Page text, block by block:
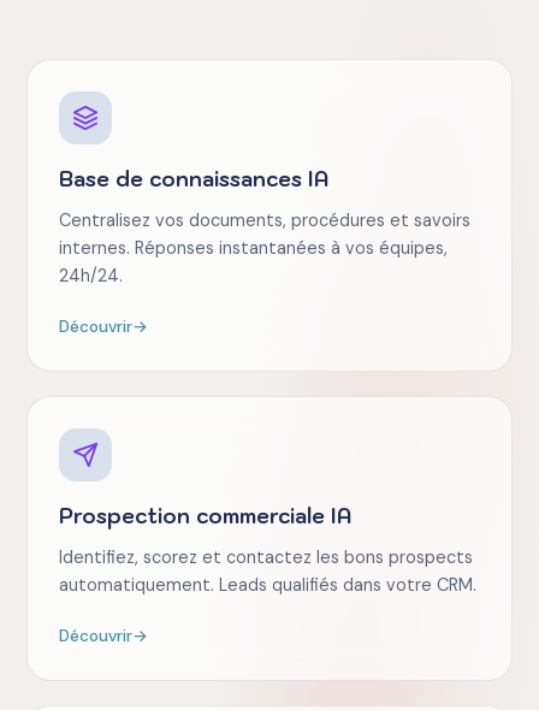
Base de connaissances IA
Centralisez vos documents, procédures et savoirs
internes. Réponses instantanées à vos équipes,
24h/24.
Découvrir→
Prospection commerciale IA
Identifiez, scorez et contactez les bons prospects
automatiquement. Leads qualifiés dans votre CRM.
Découvrir→